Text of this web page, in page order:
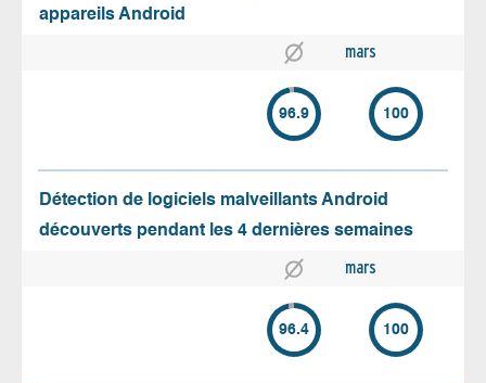
appareils Android
mars
96.9 100
Détection de logiciels malveillants Android
découverts pendant les 4 dernières semaines
mars
96.4 100